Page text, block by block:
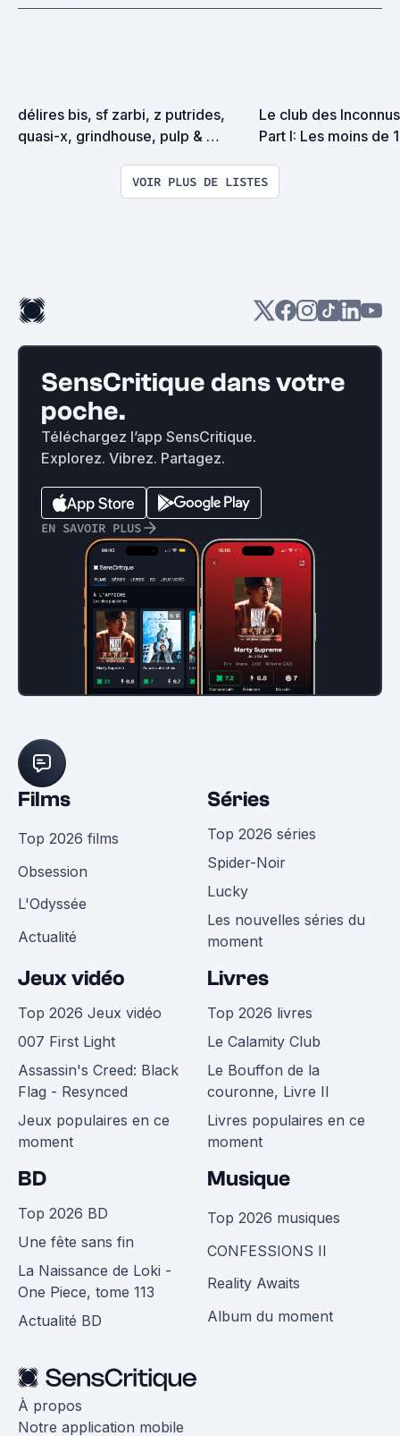
délires bis, sf zarbi, z putrides,
quasi-x, grindhouse, pulp &
Le club des
Part I: Les moins de
VOIR PLUS DE LISTES
SensCritique dans votre
poche.
Téléchargez l’app SensCritique.
Explorez. Vibrez. Partagez.
EN SAVOIR PLUS
Films
Top 2026 films
Obsession
L'Odyssée
Actualité
Séries
Top 2026 séries
Spider-Noir
Lucky
Les nouvelles séries du
moment
Jeux vidéo
Top 2026 Jeux vidéo
007 First Light
Assassin's Creed: Black
Flag - Resynced
Jeux populaires en ce
moment
Livres
Top 2026 livres
Le Calamity Club
Le Bouffon de la
couronne, Livre II
Livres populaires en ce
moment
BD
Top 2026 BD
Une fête sans fin
La Naissance de Loki -
One Piece, tome 113
Actualité BD
Musique
Top 2026 musiques
CONFESSIONS II
Reality Awaits
Album du moment
À propos
Notre application mobile